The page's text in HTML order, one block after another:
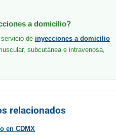
a domicilio?
de inyecciones a domicilio
subcutánea e intravenosa,
relacionados
en CDMX